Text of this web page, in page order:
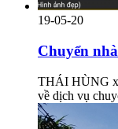
19-05-20
Chuyển
THÁI HÙNG
về dịch vụ